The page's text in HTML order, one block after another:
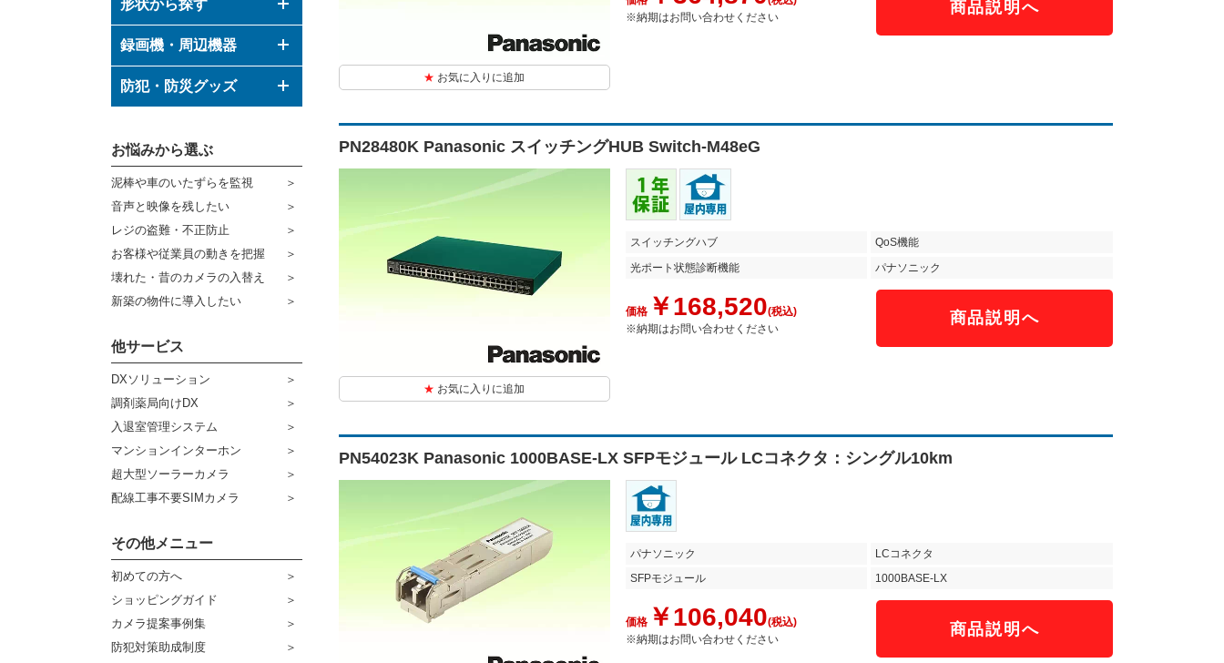
形状から探す
ドーム型カメラ
ボックス型カメラ
その他形状のカメラ
録画機・周辺機器
デジタルレコーダー
ハウジング
ブラケット
ケーブル
コネクター
その他周辺機器
防犯・防災グッズ
防災グッズ
センサーライト・アラーム
防犯ステッカー
宅配ボックス
販売終了商品
お悩みから選ぶ
泥棒や車のいたずらを監視
音声と映像を残したい
レジの盗難・不正防止
お客様や従業員の動きを把握
壊れた・昔のカメラの入替え
新築の物件に導入したい
他サービス
DXソリューション
調剤薬局向けDX
入退室管理システム
マンションインターホン
超大型ソーラーカメラ
配線工事不要SIMカメラ
その他メニュー
初めての方へ
ショッピングガイド
カメラ提案事例集
防犯対策助成制度
お気に入りに追加
※納期はお問い合わせください
商品説明へ
PN28480K Panasonic スイッチングHUB Switch-M48eG
お気に入りに追加
スイッチングハブ
QoS機能
光ポート状態診断機能
パナソニック
価格￥168,520(税込)
※納期はお問い合わせください
商品説明へ
PN54023K Panasonic 1000BASE-LX SFPモジュール LCコネクタ：シングル10km
パナソニック
LCコネクタ
SFPモジュール
1000BASE-LX
価格￥106,040(税込)
※納期はお問い合わせください
商品説明へ